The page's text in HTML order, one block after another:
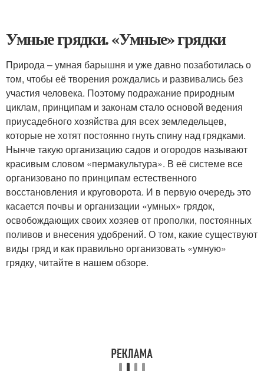
Умные грядки. «Умные» грядки
Природа – умная барышня и уже давно позаботилась о
том, чтобы её творения рождались и развивались без
участия человека. Поэтому подражание природным
циклам, принципам и законам стало основой ведения
приусадебного хозяйства для всех земледельцев,
которые не хотят постоянно гнуть спину над грядками.
Нынче такую организацию садов и огородов называют
красивым словом «пермакультура». В её системе все
организовано по принципам естественного
восстановления и круговорота. И в первую очередь это
касается почвы и организации «умных» грядок,
освобождающих своих хозяев от прополки, постоянных
поливов и внесения удобрений. О том, какие существуют
виды гряд и как правильно организовать «умную»
грядку, читайте в нашем обзоре.